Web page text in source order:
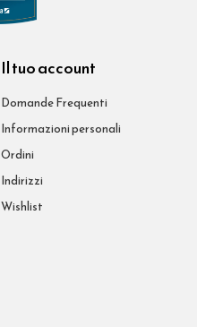
Il tuo account
Domande Frequenti
Informazioni personali
Ordini
Indirizzi
Wishlist